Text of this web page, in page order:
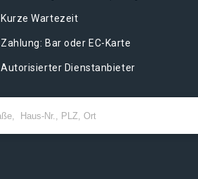
Kurze Wartezeit
Zahlung: Bar oder EC-Karte
Autorisierter Dienstanbieter